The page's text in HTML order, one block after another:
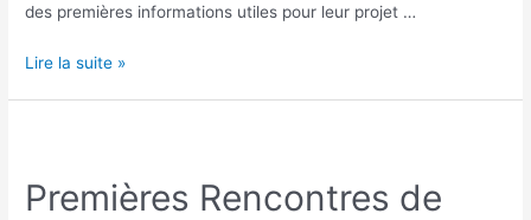
des premières informations utiles pour leur projet …
Lire la suite »
Premières Rencontres de